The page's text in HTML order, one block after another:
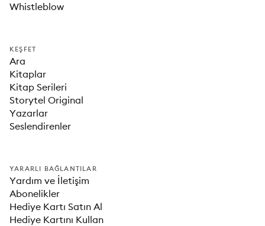
Whistleblow
KEŞFET
Ara
Kitaplar
Kitap Serileri
Storytel Original
Yazarlar
Seslendirenler
YARARLI BAĞLANTILAR
Yardım ve İletişim
Abonelikler
Hediye Kartı Satın Al
Hediye Kartını Kullan